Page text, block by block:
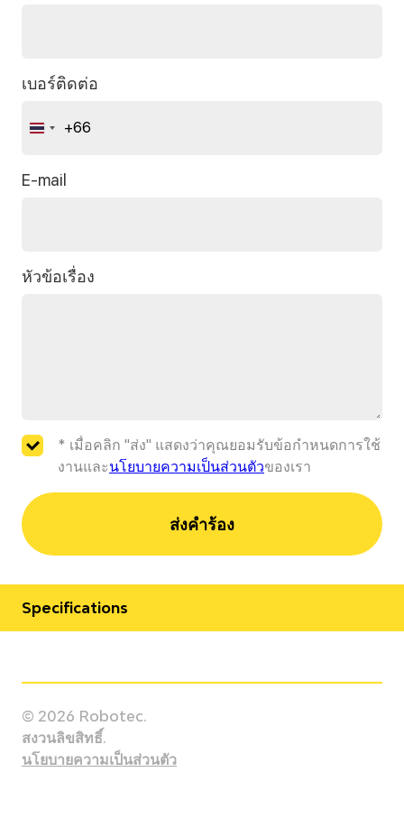
เบอร์ติดต่อ
Thailand
+66
E-mail
หัวข้อเรื่อง
* เมื่อคลิก "ส่ง" แสดงว่าคุณยอมรับข้อกำหนดการใช้
งานและนโยบายความเป็นส่วนตัวของเรา
ส่งคำร้อง
Specifications
Model
M-900iB/330L
© 2026 Robotec.
สงวนลิขสิทธิ์.
นโยบายความเป็นส่วนตัว